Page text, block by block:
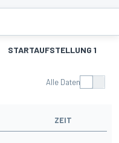
STARTAUFSTELLUNG 1
Alle Daten
ZEIT